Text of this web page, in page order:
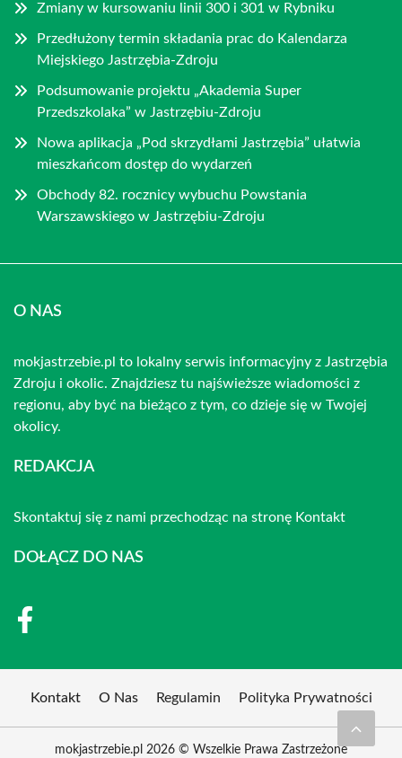
Zmiany w kursowaniu linii 300 i 301 w Rybniku
Przedłużony termin składania prac do Kalendarza
Miejskiego Jastrzębia-Zdroju
Podsumowanie projektu „Akademia Super
Przedszkolaka” w Jastrzębiu-Zdroju
Nowa aplikacja „Pod skrzydłami Jastrzębia” ułatwia
mieszkańcom dostęp do wydarzeń
Obchody 82. rocznicy wybuchu Powstania
Warszawskiego w Jastrzębiu-Zdroju
O NAS
mokjastrzebie.pl to lokalny serwis informacyjny z Jastrzębia
Zdroju i okolic. Znajdziesz tu najświeższe wiadomości z
regionu, aby być na bieżąco z tym, co dzieje się w Twojej
okolicy.
REDAKCJA
Skontaktuj się z nami przechodząc na stronę Kontakt
DOŁĄCZ DO NAS
Kontakt O Nas Regulamin Polityka Prywatności
mokjastrzebie.pl 2026 © Wszelkie Prawa Zastrzeżone